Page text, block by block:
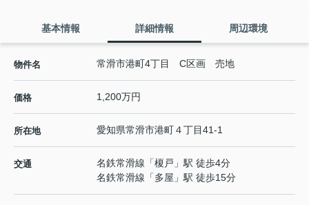
基本情報 詳細情報 周辺環境
物件名 常滑市港町4丁目 C区画 売地
価格 1,200万円
所在地 愛知県常滑市港町４丁目41-1
交通 名鉄常滑線 「榎戸 」駅 徒歩4分
名鉄常滑線 「多屋 」駅 徒歩15分